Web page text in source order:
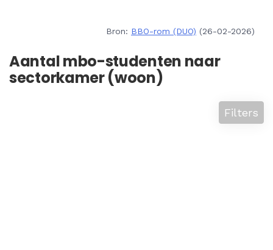
Bron: BBO-rom (DUO) (26-02-2026)
Aantal mbo-studenten naar
sectorkamer (woon)
Filters